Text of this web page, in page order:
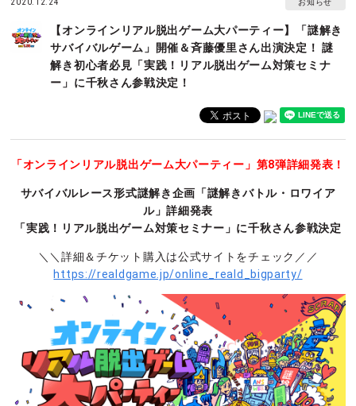
2020.12.24 お知らせ
【オンラインリアル脱出ゲーム大パーティー】「謎解き
サバイバルゲーム」開催＆斉藤優里さん出演決定！ 謎
解き初心者必見「実践！リアル脱出ゲーム対策セミナ
ー」に千秋さん参戦決定！
「オンラインリアル脱出ゲーム大パーティー」第8弾詳細発表！
サバイバルレース形式謎解き企画「謎解きバトル・ロワイア
ル」詳細発表
「実践！リアル脱出ゲーム対策セミナー」に千秋さん参戦決定
＼＼詳細＆チケット購入は公式サイトをチェック／／
https://realdgame.jp/online_reald_bigparty/